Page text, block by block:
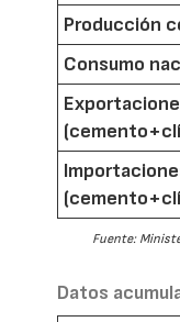
Producción
Consumo
Fuente:
Datos